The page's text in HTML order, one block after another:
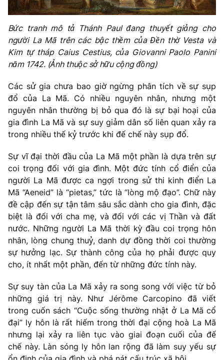
Bức tranh mô tả Thánh Paul đang thuyết giảng cho
người La Mã trên các bậc thềm của Đền thờ Vesta và
Kim tự tháp Caius Cestius, của Giovanni Paolo Panini
năm 1742. (Ảnh thuộc sở hữu cộng đồng)
Các sử gia chưa bao giờ ngừng phân tích về sự sụp
đổ của La Mã. Có nhiều nguyên nhân, nhưng một
nguyên nhân thường bị bỏ qua đó là sự bại hoại của
gia đình La Mã và sự suy giảm dân số liên quan xảy ra
trong nhiều thế kỷ trước khi đế chế này sụp đổ.
Sự vĩ đại thời đầu của La Mã một phần là dựa trên sự
coi trọng đối với gia đình. Một đức tính cổ điển của
người La Mã được ca ngợi trong sử thi kinh điển La
Mã “Aeneid” là “pietas,” tức là “lòng mộ đạo”. Chữ này
đề cập đến sự tận tâm sâu sắc dành cho gia đình, đặc
biệt là đối với cha mẹ, và đối với các vị Thần và đất
nước. Những người La Mã thời kỳ đầu coi trọng hôn
nhân, lòng chung thuỷ, danh dự đồng thời coi thường
sự hưởng lạc. Sự thành công của họ phải được quy
cho, ít nhất một phần, đến từ những đức tính này.
Sự suy tàn của La Mã xảy ra song song với việc từ bỏ
những giá trị này. Như Jérôme Carcopino đã viết
trong cuốn sách “Cuộc sống thường nhật ở La Mã cổ
đại” ly hôn là rất hiếm trong thời đại cộng hoà La Mã
nhưng lại xảy ra liên tục vào giai đoạn cuối của đế
chế này. Làn sóng ly hôn lan rộng đã làm suy yếu sự